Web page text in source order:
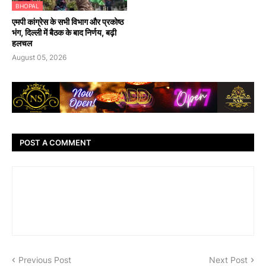
BHOPAL
एमपी कांग्रेस के सभी विभाग और प्रकोष्ठ
भंग, दिल्ली में बैठक के बाद निर्णय, बढ़ी
हलचल
August 05, 2026
POST A COMMENT
Previous Post Next Post